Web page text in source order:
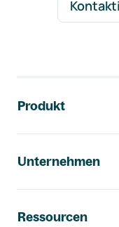
Produkt
Unternehmen
Ressourcen